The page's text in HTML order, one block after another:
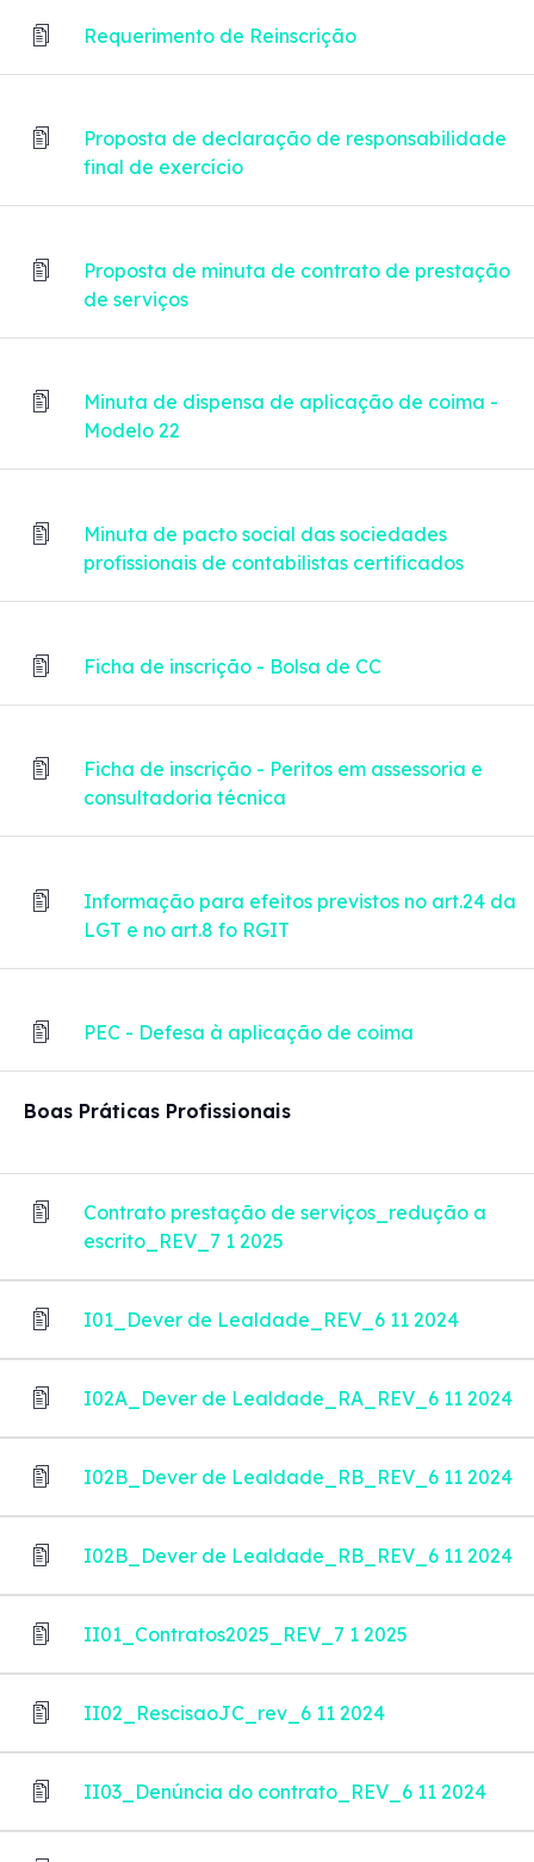
Requerimento de Reinscrição
Proposta de declaração de responsabilidade
final de exercício
Proposta de minuta de contrato de prestação
de serviços
Minuta de dispensa de aplicação de coima -
Modelo 22
Minuta de pacto social das sociedades
profissionais de contabilistas certificados
Ficha de inscrição - Bolsa de CC
Ficha de inscrição - Peritos em assessoria e
consultadoria técnica
Informação para efeitos previstos no art.24 da
LGT e no art.8 fo RGIT
PEC - Defesa à aplicação de coima
Boas Práticas Profissionais
Contrato prestação de serviços_redução a
escrito_REV_7 1 2025
I01_Dever de Lealdade_REV_6 11 2024
I02A_Dever de Lealdade_RA_REV_6 11 2024
I02B_Dever de Lealdade_RB_REV_6 11 2024
I02B_Dever de Lealdade_RB_REV_6 11 2024
II01_Contratos2025_REV_7 1 2025
II02_RescisaoJC_rev_6 11 2024
II03_Denúncia do contrato_REV_6 11 2024